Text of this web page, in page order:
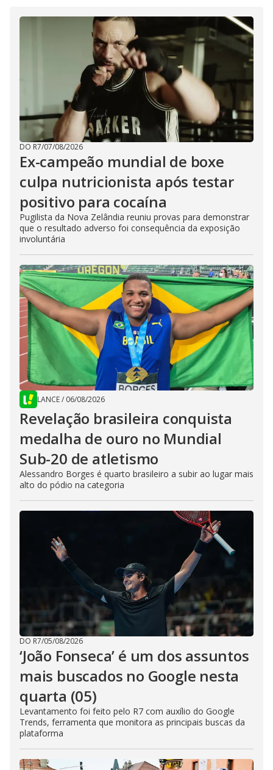
DO R7/07/08/2026
Ex-campeão mundial de boxe
culpa nutricionista após testar
positivo para cocaína
Pugilista da Nova Zelândia reuniu provas para demonstrar
que o resultado adverso foi consequência da exposição
involuntária
LANCE/ 06/08/2026
Revelação brasileira conquista
medalha de ouro no Mundial
Sub-20 de atletismo
Alessandro Borges é quarto brasileiro a subir ao lugar mais
alto do pódio na categoria
DO R7/05/08/2026
‘João Fonseca’ é um dos assuntos
mais buscados no Google nesta
quarta (05)
Levantamento foi feito pelo R7 com auxílio do Google
Trends, ferramenta que monitora as principais buscas da
plataforma